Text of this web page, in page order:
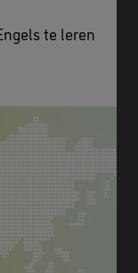
te leren